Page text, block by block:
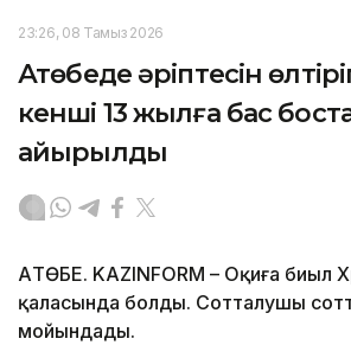
23:26, 08 Тамыз 2026
Ақтөбеде әріптесін
кенші 13 жылға бас
айырылды
АҚТӨБЕ. KAZINFORM – Оқиға биыл
қаласында болды. Сотталушы
мойындады.